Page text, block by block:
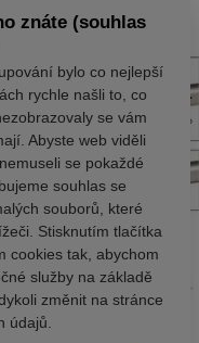
znáte (souhlas
bylo co nejlepší
rychle našli to, co
se vám
Abyste web viděli
se pokaždé
souhlas se
souborů, které
Stisknutím tlačítka
cookies tak, abychom
služby na základě
změnit na stránce
údajů.